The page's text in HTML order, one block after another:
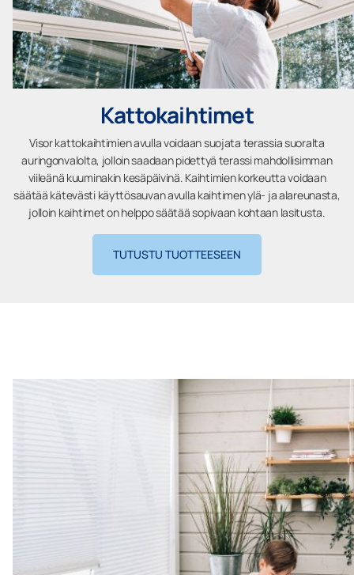
Kattokaihtimet
Visor kattokaihtimien avulla voidaan suojata terassia suoralta
auringonvalolta, jolloin saadaan pidettyä terassi mahdollisimman
viileänä kuuminakin kesäpäivinä. Kaihtimien korkeutta voidaan
säätää kätevästi käyttösauvan avulla kaihtimen ylä- ja alareunasta,
jolloin kaihtimet on helppo säätää sopivaan kohtaan lasitusta.
TUTUSTU TUOTTEESEEN